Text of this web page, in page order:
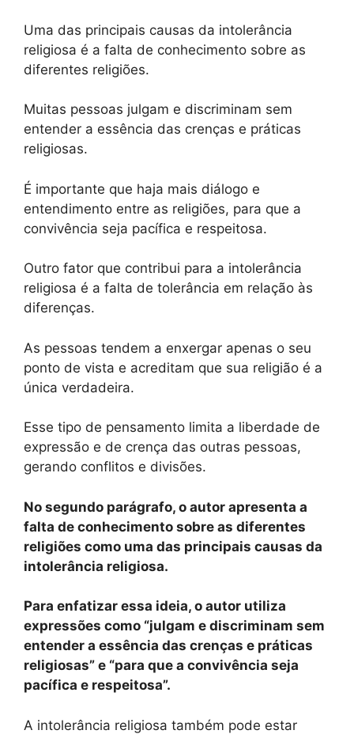
Uma das principais causas da intolerância
religiosa é a falta de conhecimento sobre as
diferentes religiões.
Muitas pessoas julgam e discriminam sem
entender a essência das crenças e práticas
religiosas.
É importante que haja mais diálogo e
entendimento entre as religiões, para que a
convivência seja pacífica e respeitosa.
Outro fator que contribui para a intolerância
religiosa é a falta de tolerância em relação às
diferenças.
As pessoas tendem a enxergar apenas o seu
ponto de vista e acreditam que sua religião é a
única verdadeira.
Esse tipo de pensamento limita a liberdade de
expressão e de crença das outras pessoas,
gerando conflitos e divisões.
No segundo parágrafo, o autor apresenta a
falta de conhecimento sobre as diferentes
religiões como uma das principais causas da
intolerância religiosa.
Para enfatizar essa ideia, o autor utiliza
expressões como “julgam e discriminam sem
entender a essência das crenças e práticas
religiosas” e “para que a convivência seja
pacífica e respeitosa”.
A intolerância religiosa também pode estar